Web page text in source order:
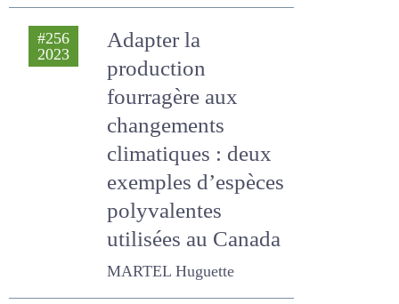
#256
2023
Adapter la
production
fourragère aux
changements
climatiques : deux
exemples
d’espèces
polyvalentes
utilisées au Canada
MARTEL Huguette